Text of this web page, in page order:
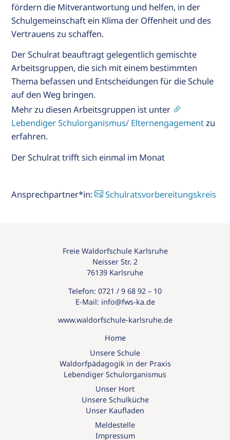
fördern die Mitverantwortung und helfen, in der
Schulgemeinschaft ein Klima der Offenheit und des
Vertrauens zu schaffen.
Der Schulrat beauftragt gelegentlich gemischte
Arbeitsgruppen, die sich mit einem bestimmten
Thema befassen und Entscheidungen für die Schule
auf den Weg bringen.
Mehr zu diesen Arbeitsgruppen ist unter
Lebendiger Schulorganismus/ Elternengagementzu
erfahren.
Der Schulrat trifft sich einmal im Monat
Ansprechpartner*in: Schulratsvorbereitungskreis
Freie Waldorfschule Karlsruhe
Neisser Str. 2
76139 Karlsruhe
Telefon: 0721 / 9 68 92 – 10
E-Mail: info@fws-ka.de
www.waldorfschule-karlsruhe.de
Home
Unsere Schule
Waldorfpädagogik in der Praxis
Lebendiger Schulorganismus
Unser Hort
Unsere Schulküche
Unser Kaufladen
Meldestelle
Impressum